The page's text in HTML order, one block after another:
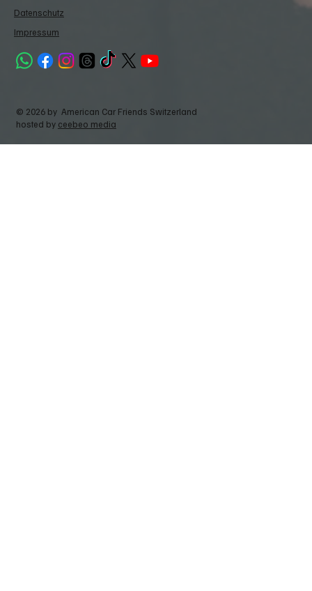
Datenschutz
Impressum
© 2026 by American Car Friends Switzerland
hosted by ceebeo media